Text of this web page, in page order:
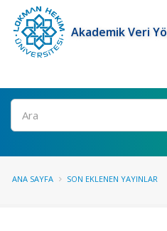
Akademik Veri
Ara
ANA SAYFA SON EKLENEN YAYINLAR